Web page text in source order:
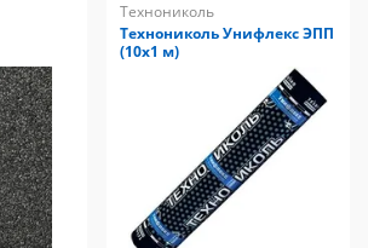
Технониколь
Технониколь Унифлекс ЭПП
(10х1 м)